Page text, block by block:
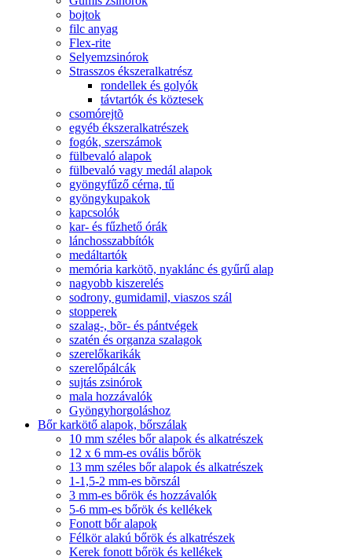
bojtok
filc anyag
Flex-rite
Selyemzsinórok
Strasszos ékszeralkatrész
rondellek és golyók
távtartók és köztesek
csomórejtõ
egyéb ékszeralkatrészek
fogók, szerszámok
fülbevaló alapok
fülbevaló vagy medál alapok
gyöngyfűző cérna, tű
gyöngykupakok
kapcsolók
kar- és fűzhető órák
lánchosszabbítók
medáltartók
memória karkötõ, nyaklánc és gyűrű alap
nagyobb kiszerelés
sodrony, gumidamil, viaszos szál
stopperek
szalag-, bõr- és pántvégek
szatén és organza szalagok
szerelőkarikák
szerelőpálcák
sujtás zsinórok
mala hozzávalók
Gyöngyhorgoláshoz
Bőr karkötő alapok, bőrszálak
10 mm széles bőr alapok és alkatrészek
12 x 6 mm-es ovális bőrök
13 mm széles bőr alapok és alkatrészek
1-1,5-2 mm-es bõrszál
3 mm-es bőrök és hozzávalók
5-6 mm-es bőrök és kellékek
Fonott bőr alapok
Félkör alakú bőrök és alkatrészek
Kerek fonott bőrök és kellékek